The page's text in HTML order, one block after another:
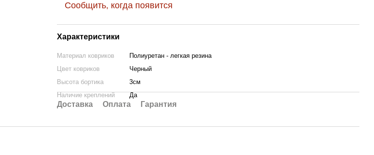
Сообщить, когда появится
Характеристики
Материал ковриков
Полиуретан - легкая резина
Цвет ковриков
Черный
Высота бортика
3см
Наличие креплений
Да
Доставка Оплата Гарантия